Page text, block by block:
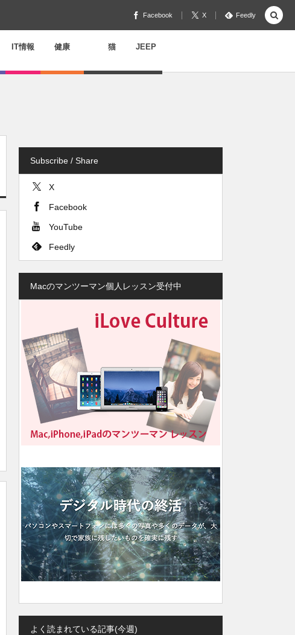
Facebook X Feedly
IT情報 健康 猫 JEEP
Subscribe / Share
X
Facebook
YouTube
Feedly
Macのマンツーマン個人レッスン受付中
よく読まれている記事(今週)